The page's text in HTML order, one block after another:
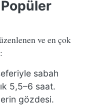
ve en çok
sabah
5,5–6 saat.
gözdesi.